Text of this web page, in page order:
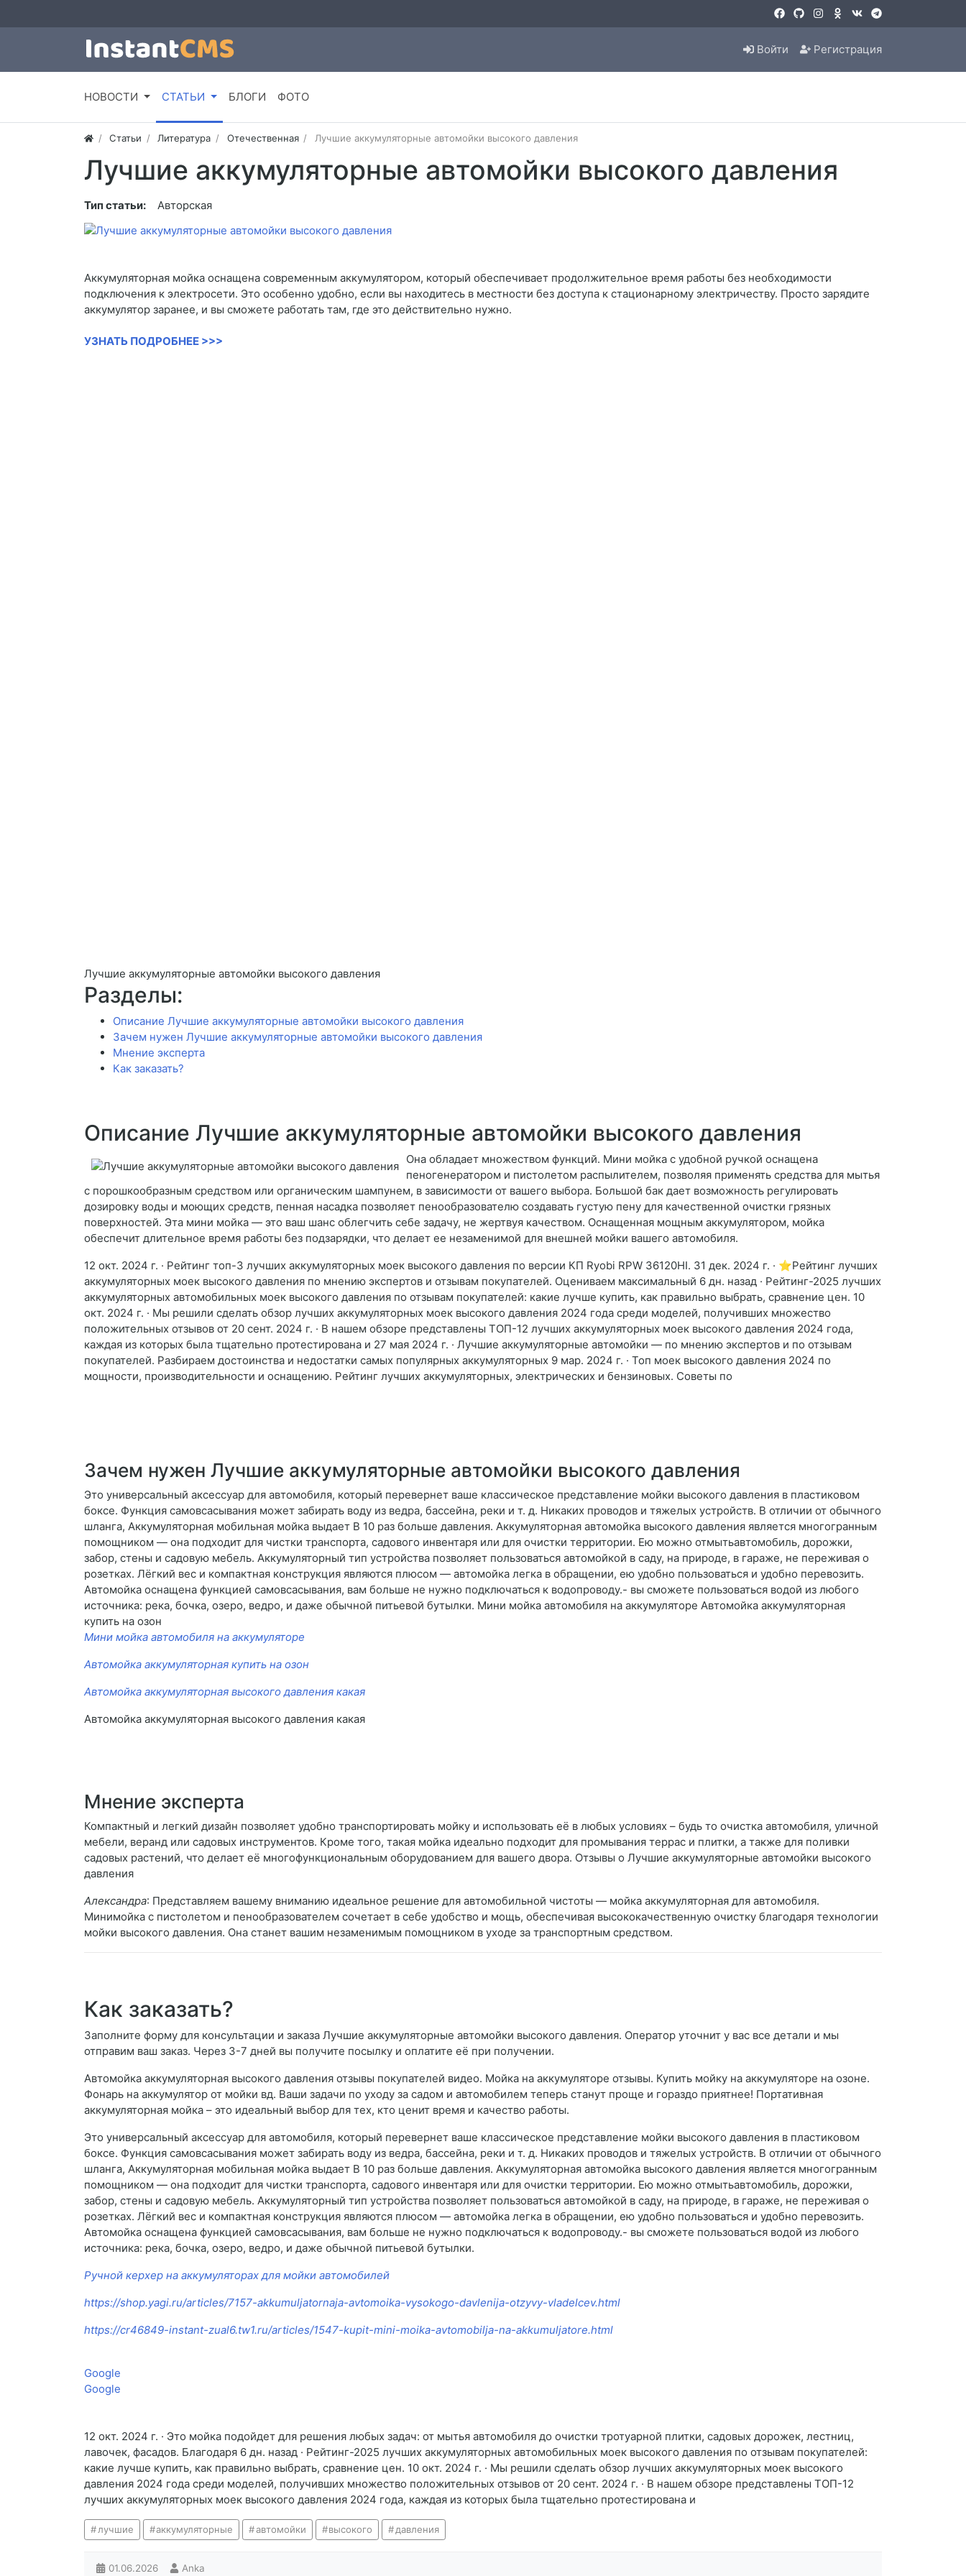
Войти Регистрация
НОВОСТИ СТАТЬИ БЛОГИ ФОТО
Статьи Литература Отечественная Лучшие аккумуляторные автомойки высокого давления
Лучшие аккумуляторные автомойки высокого давления
Тип статьи: Авторская
Аккумуляторная мойка оснащена современным аккумулятором, который обеспечивает продолжительное время работы без необходимости
подключения к электросети. Это особенно удобно, если вы находитесь в местности без доступа к стационарному электричеству. Просто зарядите
аккумулятор заранее, и вы сможете работать там, где это действительно нужно.
УЗНАТЬ ПОДРОБНЕЕ >>>
Лучшие аккумуляторные автомойки высокого давления
Разделы:
Описание Лучшие аккумуляторные автомойки высокого давления
Зачем нужен Лучшие аккумуляторные автомойки высокого давления
Мнение эксперта
Как заказать?
Описание Лучшие аккумуляторные автомойки высокого давления
Она обладает множеством функций. Мини мойка с удобной ручкой оснащена
пеногенератором и пистолетом распылителем, позволяя применять средства для мытья
с порошкообразным средством или органическим шампунем, в зависимости от вашего выбора. Большой бак дает возможность регулировать
дозировку воды и моющих средств, пенная насадка позволяет пенообразователю создавать густую пену для качественной очистки грязных
поверхностей. Эта мини мойка — это ваш шанс облегчить себе задачу, не жертвуя качеством. Оснащенная мощным аккумулятором, мойка
обеспечит длительное время работы без подзарядки, что делает ее незаменимой для внешней мойки вашего автомобиля.
12 окт. 2024 г. · Рейтинг топ-3 лучших аккумуляторных моек высокого давления по версии КП Ryobi RPW 36120HI. 31 дек. 2024 г. · ⭐Рейтинг лучших
аккумуляторных моек высокого давления по мнению экспертов и отзывам покупателей. Оцениваем максимальный 6 дн. назад · Рейтинг-2025 лучших
аккумуляторных автомобильных моек высокого давления по отзывам покупателей: какие лучше купить, как правильно выбрать, сравнение цен. 10
окт. 2024 г. · Мы решили сделать обзор лучших аккумуляторных моек высокого давления 2024 года среди моделей, получивших множество
положительных отзывов от 20 сент. 2024 г. · В нашем обзоре представлены ТОП-12 лучших аккумуляторных моек высокого давления 2024 года,
каждая из которых была тщательно протестирована и 27 мая 2024 г. · Лучшие аккумуляторные автомойки — по мнению экспертов и по отзывам
покупателей. Разбираем достоинства и недостатки самых популярных аккумуляторных 9 мар. 2024 г. · Топ моек высокого давления 2024 по
мощности, производительности и оснащению. Рейтинг лучших аккумуляторных, электрических и бензиновых. Советы по
Зачем нужен Лучшие аккумуляторные автомойки высокого давления
Это универсальный аксессуар для автомобиля, который перевернет ваше классическое представление мойки высокого давления в пластиковом
боксе. Функция самовсасывания может забирать воду из ведра, бассейна, реки и т. д. Никаких проводов и тяжелых устройств. В отличии от обычного
шланга, Аккумуляторная мобильная мойка выдает В 10 раз больше давления. Аккумуляторная автомойка высокого давления является многогранным
помощником — она подходит для чистки транспорта, садового инвентаря или для очистки территории. Ею можно отмытьавтомобиль, дорожки,
забор, стены и садовую мебель. Аккумуляторный тип устройства позволяет пользоваться автомойкой в саду, на природе, в гараже, не переживая о
розетках. Лёгкий вес и компактная конструкция являются плюсом — автомойка легка в обращении, ею удобно пользоваться и удобно перевозить.
Автомойка оснащена функцией самовсасывания, вам больше не нужно подключаться к водопроводу.- вы сможете пользоваться водой из любого
источника: река, бочка, озеро, ведро, и даже обычной питьевой бутылки. Мини мойка автомобиля на аккумуляторе Автомойка аккумуляторная
купить на озон
Мини мойка автомобиля на аккумуляторе
Автомойка аккумуляторная купить на озон
Автомойка аккумуляторная высокого давления какая
Автомойка аккумуляторная высокого давления какая
Мнение эксперта
Компактный и легкий дизайн позволяет удобно транспортировать мойку и использовать её в любых условиях – будь то очистка автомобиля, уличной
мебели, веранд или садовых инструментов. Кроме того, такая мойка идеально подходит для промывания террас и плитки, а также для поливки
садовых растений, что делает её многофункциональным оборудованием для вашего двора. Отзывы о Лучшие аккумуляторные автомойки высокого
давления
Александра: Представляем вашему вниманию идеальное решение для автомобильной чистоты — мойка аккумуляторная для автомобиля.
Минимойка с пистолетом и пенообразователем сочетает в себе удобство и мощь, обеспечивая высококачественную очистку благодаря технологии
мойки высокого давления. Она станет вашим незаменимым помощником в уходе за транспортным средством.
Как заказать?
Заполните форму для консультации и заказа Лучшие аккумуляторные автомойки высокого давления. Оператор уточнит у вас все детали и мы
отправим ваш заказ. Через 3-7 дней вы получите посылку и оплатите её при получении.
Автомойка аккумуляторная высокого давления отзывы покупателей видео. Мойка на аккумуляторе отзывы. Купить мойку на аккумуляторе на озоне.
Фонарь на аккумулятор от мойки вд. Ваши задачи по уходу за садом и автомобилем теперь станут проще и гораздо приятнее! Портативная
аккумуляторная мойка – это идеальный выбор для тех, кто ценит время и качество работы.
Это универсальный аксессуар для автомобиля, который перевернет ваше классическое представление мойки высокого давления в пластиковом
боксе. Функция самовсасывания может забирать воду из ведра, бассейна, реки и т. д. Никаких проводов и тяжелых устройств. В отличии от обычного
шланга, Аккумуляторная мобильная мойка выдает В 10 раз больше давления. Аккумуляторная автомойка высокого давления является многогранным
помощником — она подходит для чистки транспорта, садового инвентаря или для очистки территории. Ею можно отмытьавтомобиль, дорожки,
забор, стены и садовую мебель. Аккумуляторный тип устройства позволяет пользоваться автомойкой в саду, на природе, в гараже, не переживая о
розетках. Лёгкий вес и компактная конструкция являются плюсом — автомойка легка в обращении, ею удобно пользоваться и удобно перевозить.
Автомойка оснащена функцией самовсасывания, вам больше не нужно подключаться к водопроводу.- вы сможете пользоваться водой из любого
источника: река, бочка, озеро, ведро, и даже обычной питьевой бутылки.
Ручной керхер на аккумуляторах для мойки автомобилей
https://shop.yagi.ru/articles/7157-akkumuljatornaja-avtomoika-vysokogo-davlenija-otzyvy-vladelcev.html
https://cr46849-instant-zual6.tw1.ru/articles/1547-kupit-mini-moika-avtomobilja-na-akkumuljatore.html
Google
Google
12 окт. 2024 г. · Это мойка подойдет для решения любых задач: от мытья автомобиля до очистки тротуарной плитки, садовых дорожек, лестниц,
лавочек, фасадов. Благодаря 6 дн. назад · Рейтинг-2025 лучших аккумуляторных автомобильных моек высокого давления по отзывам покупателей:
какие лучше купить, как правильно выбрать, сравнение цен. 10 окт. 2024 г. · Мы решили сделать обзор лучших аккумуляторных моек высокого
давления 2024 года среди моделей, получивших множество положительных отзывов от 20 сент. 2024 г. · В нашем обзоре представлены ТОП-12
лучших аккумуляторных моек высокого давления 2024 года, каждая из которых была тщательно протестирована и
лучшие аккумуляторные автомойки высокого давления
01.06.2026 Anka